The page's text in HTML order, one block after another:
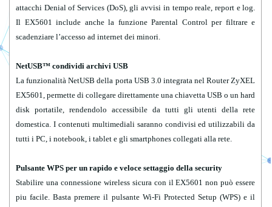
attacchi Denial of Services (DoS), gli avvisi in tempo reale, report e log.
Il EX5601 include anche la funzione Parental Control per filtrare e
scadenziare l’accesso ad internet dei minori.
NetUSB™ condividi archivi USB
La funzionalità NetUSB della porta USB 3.0 integrata nel Router ZyXEL
EX5601, permette di collegare direttamente una chiavetta USB o un hard
disk portatile, rendendolo accessibile da tutti gli utenti della rete
domestica. I contenuti multimediali saranno condivisi ed utilizzabili da
tutti i PC, i notebook, i tablet e gli smartphones collegati alla rete.
Pulsante WPS per un rapido e veloce settaggio della security
Stabilire una connessione wireless sicura con il EX5601 non può essere
piu facile. Basta premere il pulsante Wi-Fi Protected Setup (WPS) e il